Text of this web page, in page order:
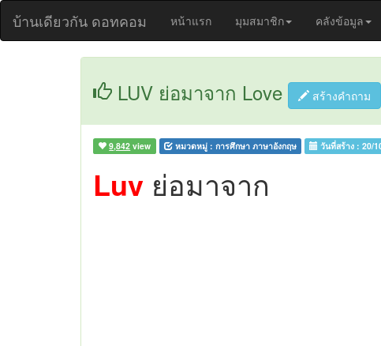
บ้านเดียวกัน ดอทคอม หน้าแรก มุมสมาชิก คลังข้อมูล
LUV ย่อมาจาก Love สร้างคำถาม
9,842 view หมวดหมู่ : การศึกษา ภาษาอังกฤษ วันที่สร้าง :20/
Luv ย่อมาจาก